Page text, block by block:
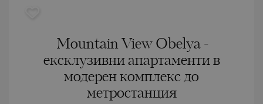
Mountain View Obelya -
ексклузивни апартаменти в
модерен комплекс до
метростанция